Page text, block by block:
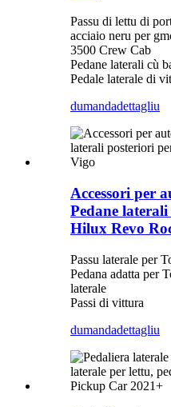
Passu di lettu di
acciaio neru per
3500 Crew Cab
Pedane laterali cù
Pedale laterale di
dumandadettagliu
Accessori per
Pedane
Hilux Revo
Passu laterale per
Pedana adatta per
laterale
Passi di vittura
dumandadettagliu